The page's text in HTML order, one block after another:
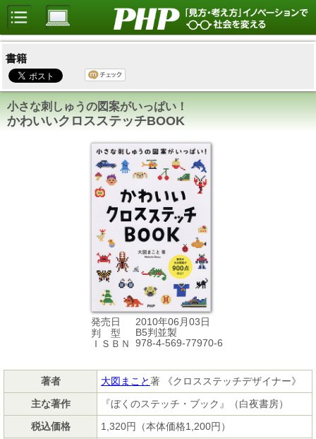
書籍
小さな刺しゅうの図案がいっぱい！
かわいいクロスステッチBOOK
発売日
2010年06月03日
判 型
B5判並製
ＩＳＢＮ
978-4-569-77970-6
著者 大図まこと著 《クロスステッチデザイナー》
主な著作
『ぼくのステッチ・ブック』（白夜書房）
税込価格
1,320円（本体価格1,200円）